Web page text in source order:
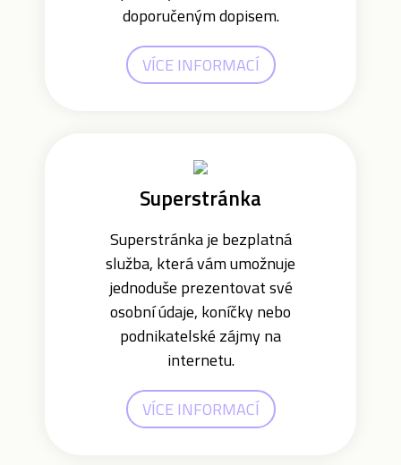
doporučeným dopisem.
VÍCE INFORMACÍ
Superstránka
Superstránka je bezplatná
služba, která vám umožnuje
jednoduše prezentovat své
osobní údaje, koníčky nebo
podnikatelské zájmy na
internetu.
VÍCE INFORMACÍ